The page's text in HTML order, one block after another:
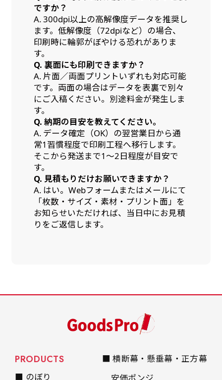
ですか？
A. 300dpi以上の高解像度データを推奨し
ます。低解像度（72dpiなど）の場合、
印刷時に輪郭がぼやける恐れがありま
す。
Q. 裏面にも印刷できますか？
A. 片面／両面プリントいずれも対応可能
です。両面の場合はデータを表裏で別々
にご入稿ください。別途料金が発生しま
す。
Q. 納期の目安を教えてください。
A. データ確定（OK）の翌営業日から通
常1習慣程度で印刷工程へ移行します。
そこから発送まで1～2日程度が目安で
す。
Q. 見積もりだけお願いできますか？
A. はい。Webフォームまたはメールにて
「枚数・サイズ・素材・プリント面」を
お知らせいただければ、当日中にお見積
りをご返信します。
PRODUCTS
■ のぼり
■ 横断幕・懸垂幕・正方幕